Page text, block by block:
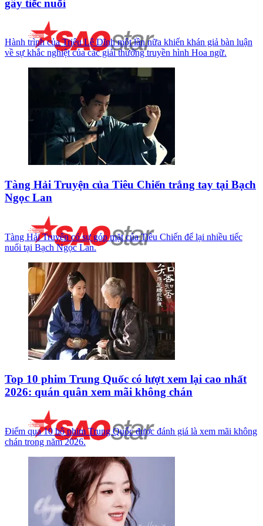
gây tiếc nuối
Hành trình của Triệu Lệ Dĩnh một lần nữa khiến khán giả bàn luận
về sự khắc nghiệt của các giải thưởng truyền hình Hoa ngữ.
Tàng Hải Truyện của Tiêu Chiến trắng tay tại Bạch
Ngọc Lan
Tàng Hải Truyện có sự góp mặt của Tiêu Chiến để lại nhiều tiếc
nuối tại Bạch Ngọc Lan.
Top 10 phim Trung Quốc có lượt xem lại cao nhất
2026: quán quân xem mãi không chán
Điểm qua 10 bộ phim Trung Quốc được đánh giá là xem mãi không
chán trong năm 2026.